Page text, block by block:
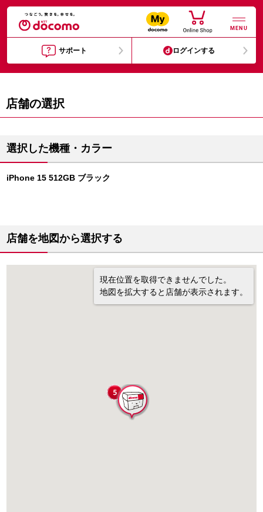
MENU
サポート ログインする
店舗の選択
選択した機種・カラー
iPhone 15 512GB ブラック
店舗を地図から選択する
現在位置を取得できませんでした。
地図を拡大すると店舗が表示されます。